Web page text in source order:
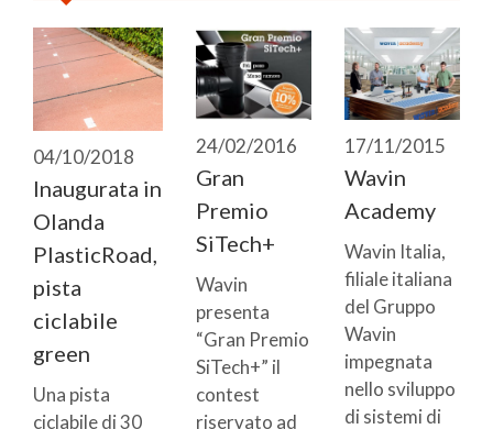
04/10/2018
Inaugurata in
Olanda
PlasticRoad,
pista
ciclabile
green
Una pista
ciclabile di 30
24/02/2016
Gran
Premio
SiTech+
Wavin
presenta
“Gran Premio
SiTech+” il
contest
riservato ad
17/11/2015
Wavin
Academy
Wavin Italia,
filiale italiana
del Gruppo
Wavin
impegnata
nello sviluppo
di sistemi di